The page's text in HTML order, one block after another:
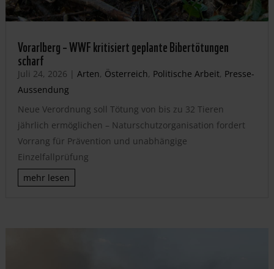
Vorarlberg – WWF kritisiert geplante Bibertötungen
scharf
Juli 24, 2026 | Arten, Österreich, Politische Arbeit, Presse-
Aussendung
Neue Verordnung soll Tötung von bis zu 32 Tieren
jährlich ermöglichen – Naturschutzorganisation fordert
Vorrang für Prävention und unabhängige
Einzelfallprüfung
mehr lesen